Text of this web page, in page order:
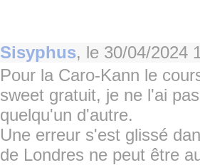
Sisyphus, le 30/04/2024
Pour la Caro-Kann le
sweet gratuit, je ne l'ai
quelqu'un d'autre.
Une erreur s'est glissé
de Londres ne peut être